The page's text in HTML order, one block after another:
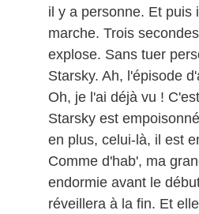
il y a personne. Et puis
marche. Trois
explose. Sans tuer
Starsky. Ah, l'épisode
Oh, je l'ai déjà vu !
Starsky est
en plus, celui-là, il est
Comme d'hab', ma
endormie avant le
réveillera à la fin. Et